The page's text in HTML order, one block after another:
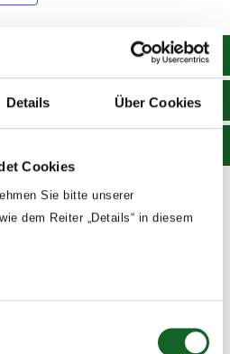
Details Über Cookies
Cookies
Sie bitte unserer
dem Reiter „Details“ in diesem